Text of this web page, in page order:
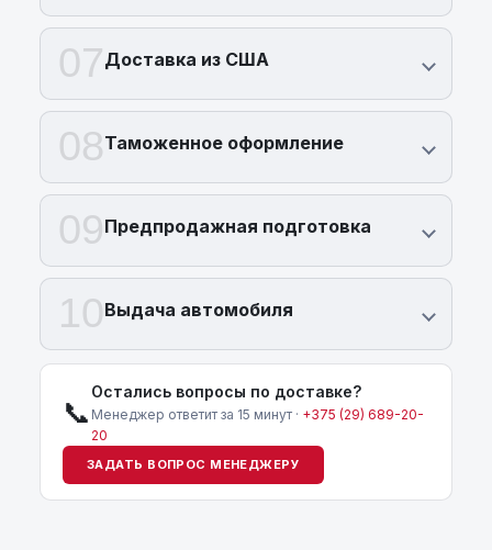
07Доставка из США
08Таможенное оформление
09Предпродажная подготовка
10Выдача автомобиля
📞
Остались вопросы по доставке?
Менеджер ответит за 15 минут · +375 (29) 689-20-
20
ЗАДАТЬ ВОПРОС МЕНЕДЖЕРУ